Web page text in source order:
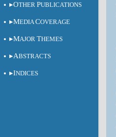
OTHER PUBLICATIONS
MEDIACOVERAGE
MAJOR THEMES
ABSTRACTS
INDICES